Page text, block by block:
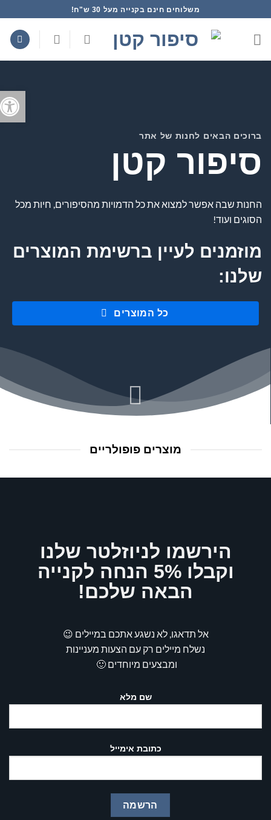
פתח
משלוחים חינם בקנייה מעל 30 ש"ח!
ברוכים הבאים לחנות של אתר
סיפור קטן
החנות שבה אפשר למצוא את כל הדמויות מהסיפורים, חיות מכל
הסוגים ועוד!
מוזמנים לעיין ברשימת המוצרים
שלנו:
כל המוצרים
מוצרים פופולריים
הירשמו לניוזלטר שלנו
וקבלו 5% הנחה לקנייה
הבאה שלכם!
אל תדאגו, לא נשגע אתכם במיילים 😉
נשלח מיילים רק עם הצעות מעניינות
ומבצעים מיוחדים 🙂
שם מלא
כתובת אימייל